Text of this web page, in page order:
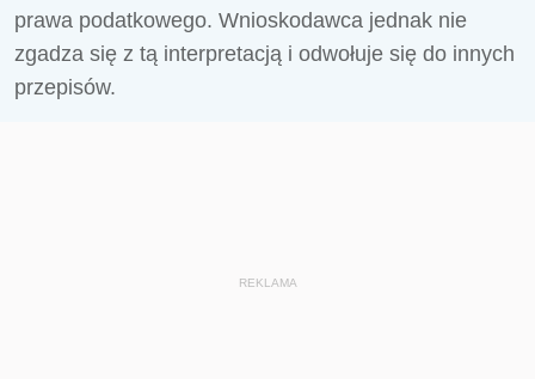
prawa podatkowego. Wnioskodawca jednak nie
zgadza się z tą interpretacją i odwołuje się do innych
przepisów.
REKLAMA